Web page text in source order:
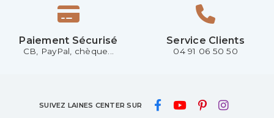
Paiement Sécurisé
CB, PayPal, chèque...
Service Clients
04 91 06 50 50
SUIVEZ LAINES CENTER SUR